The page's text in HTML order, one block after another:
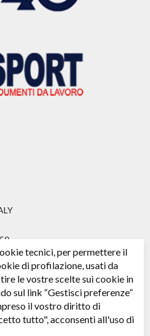
TV: 343578
tecnici, per permettere il
di profilazione, usati da
le vostre scelte sui cookie in
sul link “Gestisci preferenze”
il vostro diritto di
tutto", acconsenti all'uso di